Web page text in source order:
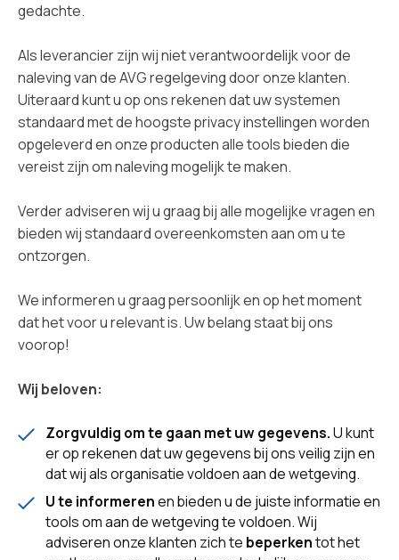
gedachte.
Als leverancier zijn wij niet verantwoordelijk voor de
naleving van de AVG regelgeving door onze klanten.
Uiteraard kunt u op ons rekenen dat uw systemen
standaard met de hoogste privacy instellingen worden
opgeleverd en onze producten alle tools bieden die
vereist zijn om naleving mogelijk te maken.
Verder adviseren wij u graag bij alle mogelijke vragen en
bieden wij standaard overeenkomsten aan om u te
ontzorgen.
We informeren u graag persoonlijk en op het moment
dat het voor u relevant is. Uw belang staat bij ons
voorop!
Wij beloven:
Zorgvuldig om te gaan met uw gegevens.U kunt
er op rekenen dat uw gegevens bij ons veilig zijn en
dat wij als organisatie voldoen aan de wetgeving.
U te informerenen bieden u de juiste informatie en
tools om aan de wetgeving te voldoen. Wij
adviseren onze klanten zich te beperkentot het